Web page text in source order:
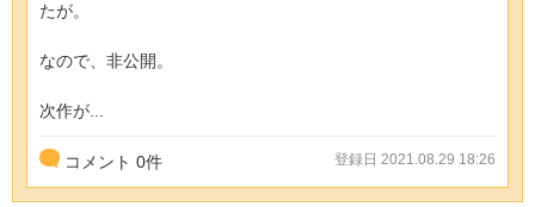
たが。
なので、非公開。
次作が...
コメント 0件 登録日 2021.08.29 18:26